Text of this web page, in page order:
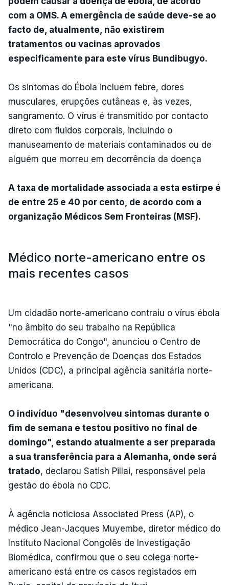
com a OMS. A emergência de saúde deve-se ao
facto de, atualmente, não existirem
tratamentos ou vacinas aprovados
especificamente para este vírus Bundibugyo.
Os sintomas do Ébola incluem febre, dores
musculares, erupções cutâneas e, às vezes,
sangramento. O vírus é transmitido por contacto
direto com fluidos corporais, incluindo o
manuseamento de materiais contaminados ou de
alguém que morreu em decorrência da doença
A taxa de mortalidade associada a esta estirpe é
de entre 25 e 40 por cento, de acordo com a
organização Médicos Sem Fronteiras (MSF).
Médico norte-americano entre os
mais recentes casos
Um cidadão norte-americano contraiu o vírus ébola
"no âmbito do seu trabalho na República
Democrática do Congo", anunciou o Centro de
Controlo e Prevenção de Doenças dos Estados
Unidos (CDC), a principal agência sanitária norte-
americana.
O indivíduo "desenvolveu sintomas durante o
fim de semana e testou positivo no final de
domingo", estando atualmente a ser preparada
a sua transferência para a Alemanha, onde será
tratado, declarou Satish Pillai, responsável pela
gestão do ébola no CDC.
À agência noticiosa Associated Press (AP), o
médico Jean-Jacques Muyembe, diretor médico do
Instituto Nacional Congolês de Investigação
Biomédica, confirmou que o seu colega norte-
americano está entre os casos registados em